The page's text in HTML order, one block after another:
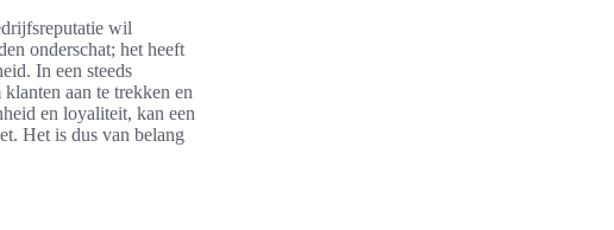
wil
onderschat; het heeft
In een steeds
aan te trekken en
en loyaliteit, kan een
Het is dus van belang